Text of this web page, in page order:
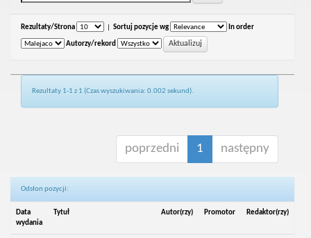
Rezultaty/Strona Sortuj pozycje wg In order
Autorzy/rekord
Rezultaty 1-1 z 1 (Czas wyszukiwania: 0.002 sekund).
poprzedni 1 następny
Odsłon pozycji:
Data
wydania
Tytuł Autor(rzy) Promotor Redaktor(rzy)